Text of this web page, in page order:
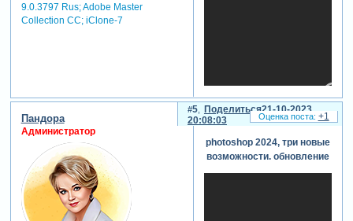
каналов)
1:30:51
детектор
неравномерности
кожи (кривые)
1:34:15
9.0.3797 Rus; Adobe Master
Collection СС; iClone-7
Поделиться
5
21-10-2023
20:08:03
Пандора
Администратор
photoshop 2024, три новые
возможности. обновление
+1